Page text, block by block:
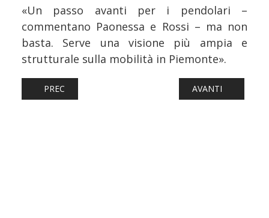
«Un passo avanti per i pendolari –
commentano Paonessa e Rossi – ma non
basta. Serve una visione più ampia e
strutturale sulla mobilità in Piemonte».
ARTICOLO PRECEDENTE: FERROVIE: INVII A
PREC ARTICOLO
AVANTI